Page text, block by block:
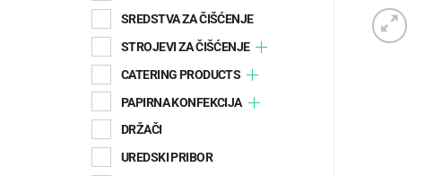
SREDSTVA ZA ČIŠĆENJE
STROJEVI ZA ČIŠĆENJE
CATERING PRODUCTS
PAPIRNA KONFEKCIJA
DRŽAČI
UREDSKI PRIBOR